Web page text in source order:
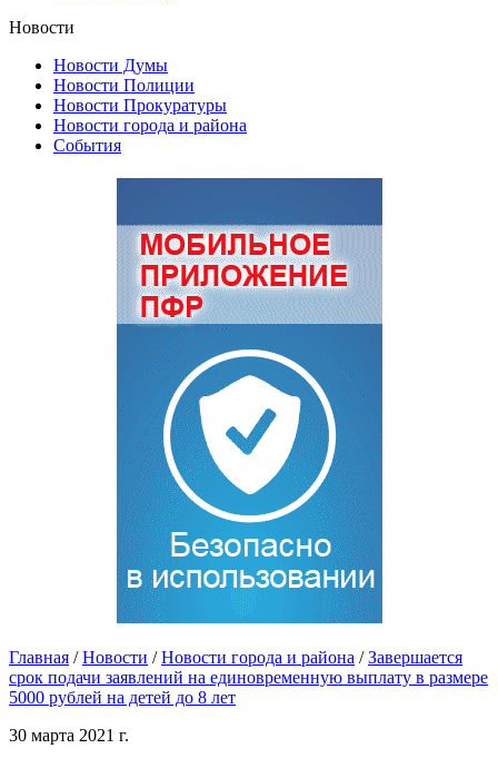
Новости
Новости Думы
Новости Полиции
Новости Прокуратуры
Новости города и района
События
Главная / Новости / Новости города и района / Завершается
срок подачи заявлений на единовременную выплату в размере
5000 рублей на детей до 8 лет
30 марта 2021 г.